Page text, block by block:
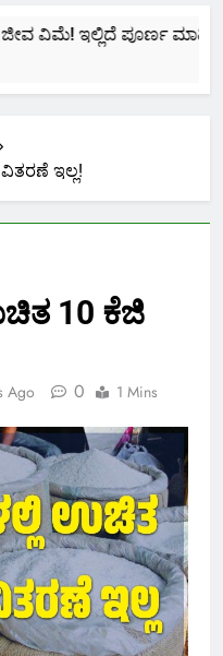
ವಿಮೆ! ಇಲ್ಲಿದೆ ಪೂರ್ಣ ಮಾಹಿತಿ.
ಇಲ್ಲ!
10 ಕೆಜಿ
Ago 0 1 Mins